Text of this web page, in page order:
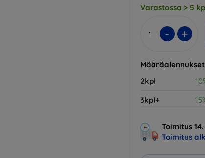
Varastossa > 5
- +
Määräalennukset
2kpl
3kpl+
Toimitus
Toimitus